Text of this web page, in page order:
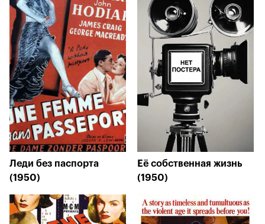
Леди без паспорта
(1950)
Её собственная жизнь
(1950)